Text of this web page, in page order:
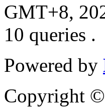
GMT+8,
10 queries .
Powered by
Copyright ©